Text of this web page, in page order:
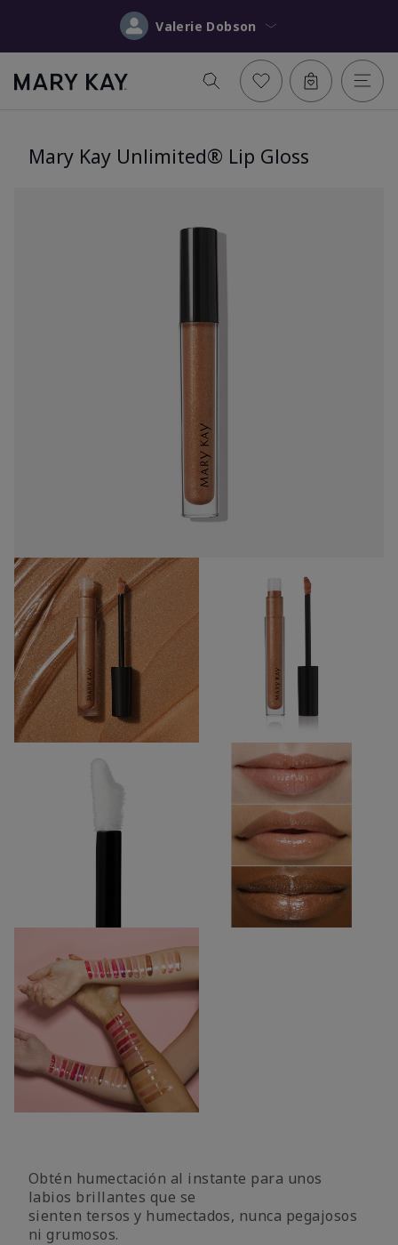
Valerie Dobson
Mary Kay Unlimited® Lip Gloss
Obtén humectación al instante para unos
labios brillantes que se
sienten tersos y humectados, nunca pegajosos
ni grumosos.